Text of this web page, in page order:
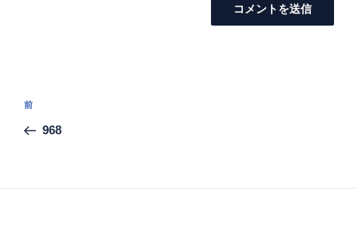
投
ナ
ゲ
前
の
前
968